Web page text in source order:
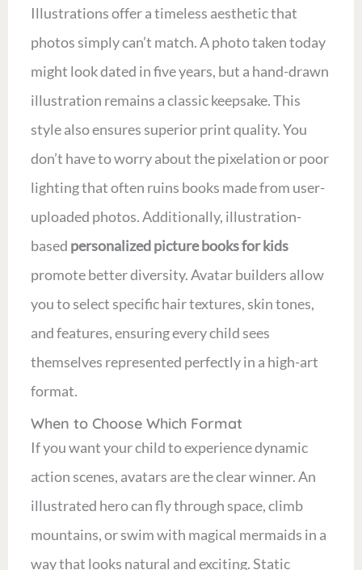
Illustrations offer a timeless aesthetic that
photos simply can’t match. A photo taken today
might look dated in five years, but a hand-drawn
illustration remains a classic keepsake. This
style also ensures superior print quality. You
don’t have to worry about the pixelation or poor
lighting that often ruins books made from user-
uploaded photos. Additionally, illustration-
based personalized picture books for kids
promote better diversity. Avatar builders allow
you to select specific hair textures, skin tones,
and features, ensuring every child sees
themselves represented perfectly in a high-art
format.
When to Choose Which Format
If you want your child to experience dynamic
action scenes, avatars are the clear winner. An
illustrated hero can fly through space, climb
mountains, or swim with magical mermaids in a
way that looks natural and exciting. Static